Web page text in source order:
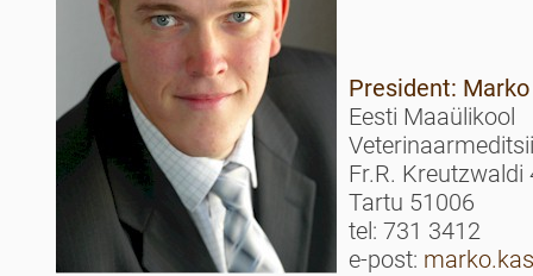
President:
Eesti Maaülikool
Fr.R. Kreutzwaldi
Tartu 51006
tel: 731 3412
e-post: